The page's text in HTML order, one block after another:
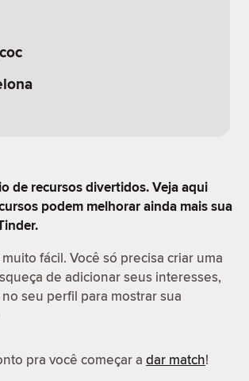
de recursos divertidos. Veja aqui
podem melhorar ainda mais sua
fácil. Você só precisa criar uma
de adicionar seus interesses,
seu perfil para mostrar sua
pra você começar a dar match!